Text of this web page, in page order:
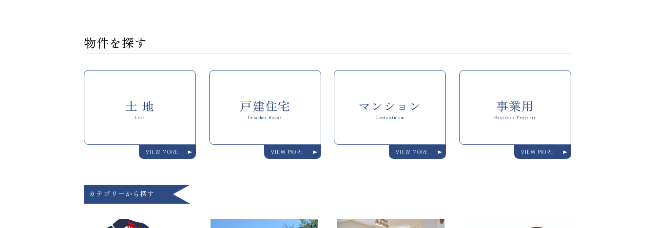
物件を探す
土 地
Land
VIEW MORE
戸建住宅
Detached House
VIEW MORE
マンション
Condominium
VIEW MORE
事業用
Business Property
VIEW MORE
カテゴリーから探す